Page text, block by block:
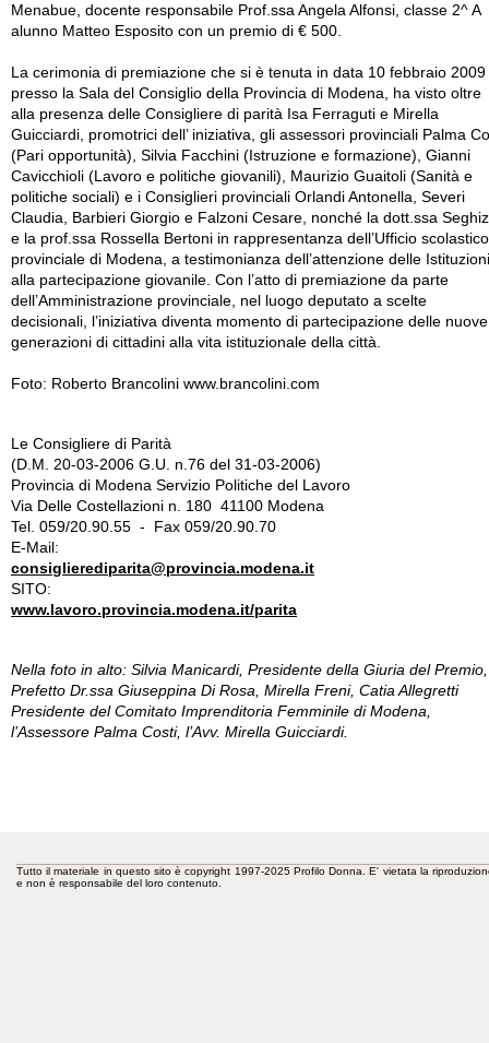
Menabue, docente responsabile Prof.ssa Angela Alfonsi, classe 2^ A
alunno Matteo Esposito con un premio di € 500.
La cerimonia di premiazione che si è tenuta in data 10 febbraio 2009
presso la Sala del Consiglio della Provincia di Modena, ha visto oltre
alla presenza delle Consigliere di parità Isa Ferraguti e Mirella
Guicciardi, promotrici dell’ iniziativa, gli assessori provinciali Palma
(Pari opportunità), Silvia Facchini (Istruzione e formazione), Gianni
Cavicchioli (Lavoro e politiche giovanili), Maurizio Guaitoli (Sanità e
politiche sociali) e i Consiglieri provinciali Orlandi Antonella, Severi
Claudia, Barbieri Giorgio e Falzoni Cesare, nonché la dott.ssa
e la prof.ssa Rossella Bertoni in rappresentanza dell’Ufficio scolastico
provinciale di Modena, a testimonianza dell’attenzione delle Istituzioni
alla partecipazione giovanile. Con l’atto di premiazione da parte
dell’Amministrazione provinciale, nel luogo deputato a scelte
decisionali, l’iniziativa diventa momento di partecipazione delle nuove
generazioni di cittadini alla vita istituzionale della città.
Foto: Roberto Brancolini www.brancolini.com
Le Consigliere di Parità
(D.M. 20-03-2006 G.U. n.76 del 31-03-2006)
Provincia di Modena Servizio Politiche del Lavoro
Via Delle Costellazioni n. 180 41100 Modena
Tel. 059/20.90.55 - Fax 059/20.90.70
E-Mail:
consiglierediparita@provincia.modena.it
SITO:
www.lavoro.provincia.modena.it/parita
Nella foto in alto: Silvia Manicardi, Presidente della Giuria del
Prefetto Dr.ssa Giuseppina Di Rosa, Mirella Freni, Catia Allegretti
Presidente del Comitato Imprenditoria Femminile di Modena,
l’Assessore Palma Costi, l’Avv. Mirella Guicciardi.
Tutto il materiale in questo sito è copyright 1997-2025 Profilo Donna. E' vietata la
e non è responsabile del loro contenuto.